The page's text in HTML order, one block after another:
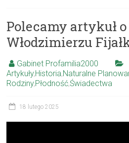
Polecamy artykuł o
Włodzimierzu
Gabinet Profamilia2000
Artykuły,Historia,Naturalne
Rodziny,Płodność,Świadectwa
18 lutego 2025